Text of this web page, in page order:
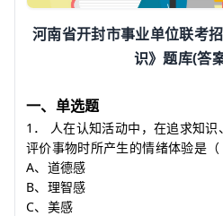
河南省开封市事业单位联考
识》题库(答
一、单选题
1 ．
人在认知活动中，在追求知识
评价事物时所产生的情绪体验是（
A、道德感
B、理智感
C、美感